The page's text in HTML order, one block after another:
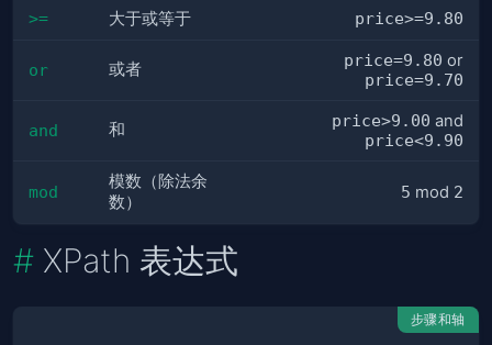
>= 大于或等于 price>=9.80
or 或者 price=9.80 or
price=9.70
and 和 price>9.00 and
price<9.90
mod
模数（除法余
数）
5 mod 2
XPath 表达式
步骤和轴